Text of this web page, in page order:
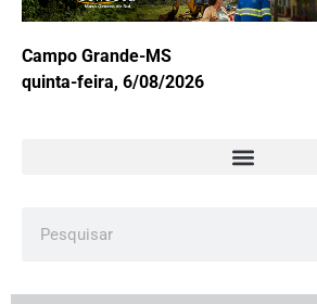
Campo Grande-MS
quinta-feira, 6/08/2026